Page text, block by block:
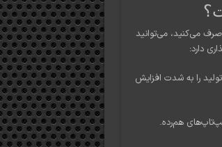
می‌کنید، می‌توانید
دارد:
را به شدت افزایش
هم‌رده.